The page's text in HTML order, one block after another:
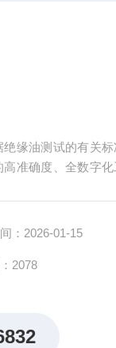
缘油测试的有关
准确度、全数字
以测量精度高、
：2026-01-15
2078